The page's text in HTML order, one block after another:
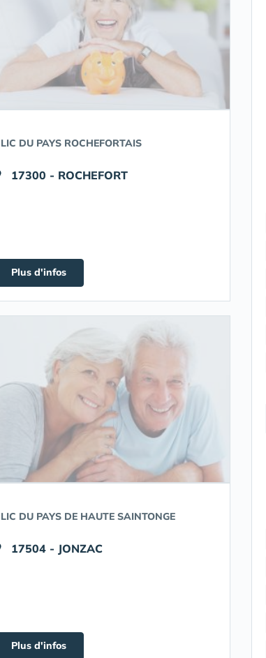
DU PAYS ROCHEFORTAIS
17300 - ROCHEFORT
Plus d'infos
DU PAYS DE HAUTE SAINTONGE
17504 - JONZAC
Plus d'infos